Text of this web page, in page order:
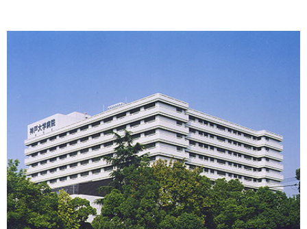
＜MDF会員以外も参加可能＞12/21医工連携マッチング例会
【次世代医療システム産業化フォーラム2023（MDF）】
北海道大学 2023.11.14